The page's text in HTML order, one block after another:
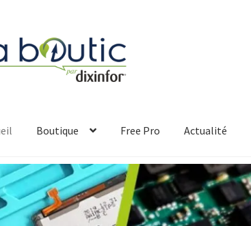
Boutique Free Pro Actualité